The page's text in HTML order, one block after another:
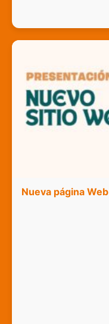
Nueva página Web